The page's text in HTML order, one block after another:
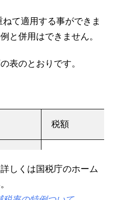
て適用する事ができま
と併用はできません。
表のとおりです。
税額
しくは国税庁のホーム